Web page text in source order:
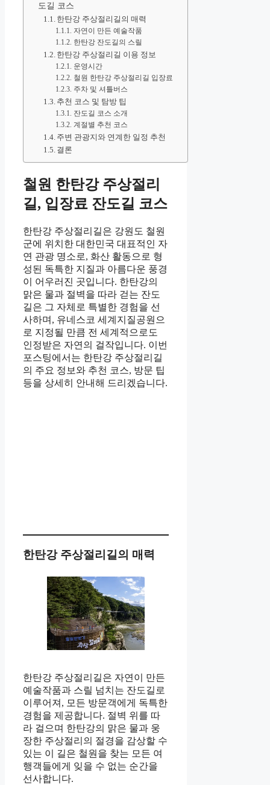
도길 코스
한탄강 주상절리길의 매력
자연이 만든 예술작품
한탄강 잔도길의 스릴
한탄강 주상절리길 이용 정보
운영시간
철원 한탄강 주상절리길 입장료
주차 및 셔틀버스
추천 코스 및 탐방 팁
잔도길 코스 소개
계절별 추천 코스
주변 관광지와 연계한 일정 추천
결론
철원 한탄강 주상절리
길, 입장료 잔도길 코스
한탄강 주상절리길은 강원도 철원
군에 위치한 대한민국 대표적인 자
연 관광 명소로, 화산 활동으로 형
성된 독특한 지질과 아름다운 풍경
이 어우러진 곳입니다. 한탄강의
맑은 물과 절벽을 따라 걷는 잔도
길은 그 자체로 특별한 경험을 선
사하며, 유네스코 세계지질공원으
로 지정될 만큼 전 세계적으로도
인정받은 자연의 걸작입니다. 이번
포스팅에서는 한탄강 주상절리길
의 주요 정보와 추천 코스, 방문 팁
등을 상세히 안내해 드리겠습니다.
한탄강 주상절리길의 매력
한탄강 주상절리길은 자연이 만든
예술작품과 스릴 넘치는 잔도길로
이루어져, 모든 방문객에게 독특한
경험을 제공합니다. 절벽 위를 따
라 걸으며 한탄강의 맑은 물과 웅
장한 주상절리의 절경을 감상할 수
있는 이 길은 철원을 찾는 모든 여
행객들에게 잊을 수 없는 순간을
선사합니다.